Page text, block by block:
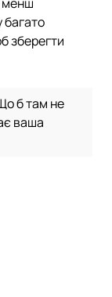
багато
зберегти
б там не
ваша